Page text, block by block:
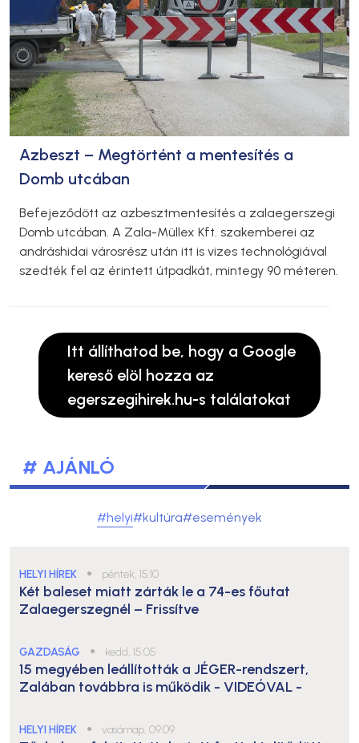
Azbeszt – Megtörtént a mentesítés a
Domb utcában
Befejeződött az azbesztmentesítés a zalaegerszegi
Domb utcában. A Zala-Müllex Kft. szakemberei az
andráshidai városrész után itt is vizes technológiával
szedték fel az érintett útpadkát, mintegy 90 méteren.
Itt állíthatod be, hogy a Google
kereső elöl hozza az
egerszegihirek.hu-s találatokat
# AJÁNLÓ
#helyi#kultúra#események
HELYI HÍREK ● péntek, 15:10
Két baleset miatt zárták le a 74-es főutat
Zalaegerszegnél – Frissítve
GAZDASÁG ● kedd, 15:05
15 megyében leállították a JÉGER-rendszert,
Zalában továbbra is működik - VIDEÓVAL -
HELYI HÍREK ● vasárnap, 09:09